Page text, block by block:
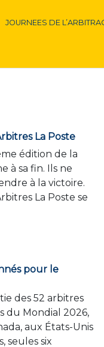
JOURNEES DE
La Poste
édition de la
à sa fin. Ils ne
à la victoire.
La Poste se
pour le
des 52 arbitres
du Mondial 2026,
aux États-Unis
seules six